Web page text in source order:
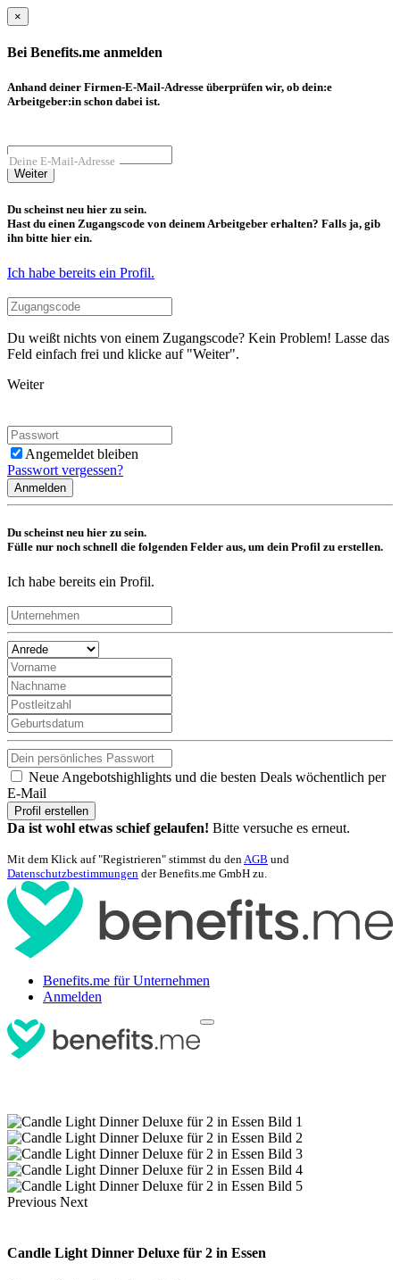
×
Bei Benefits.me anmelden
Anhand deiner Firmen-E-Mail-Adresse überprüfen wir, ob dein:e
Arbeitgeber:in schon dabei ist.
Deine E-Mail-Adresse
Weiter
Du scheinst neu hier zu sein.
Hast du einen Zugangscode von deinem Arbeitgeber erhalten? Falls ja, gib
ihn bitte hier ein.
Ich habe bereits ein Profil.
Du weißt nichts von einem Zugangscode? Kein Problem! Lasse das
Feld einfach frei und klicke auf "Weiter".
Weiter
Angemeldet bleiben
Passwort vergessen?
Anmelden
Du scheinst neu hier zu sein.
Fülle nur noch schnell die folgenden Felder aus, um dein Profil zu erstellen.
Ich habe bereits ein Profil.
Neue Angebotshighlights und die besten Deals wöchentlich per
E-Mail
Profil erstellen
Da ist wohl etwas schief gelaufen! Bitte versuche es erneut.
Mit dem Klick auf "Registrieren" stimmst du denAGB und
Datenschutzbestimmungen der Benefits.me GmbH zu.
Benefits.me für Unternehmen
Anmelden
Previous Next
Candle Light Dinner Deluxe für 2 in Essen